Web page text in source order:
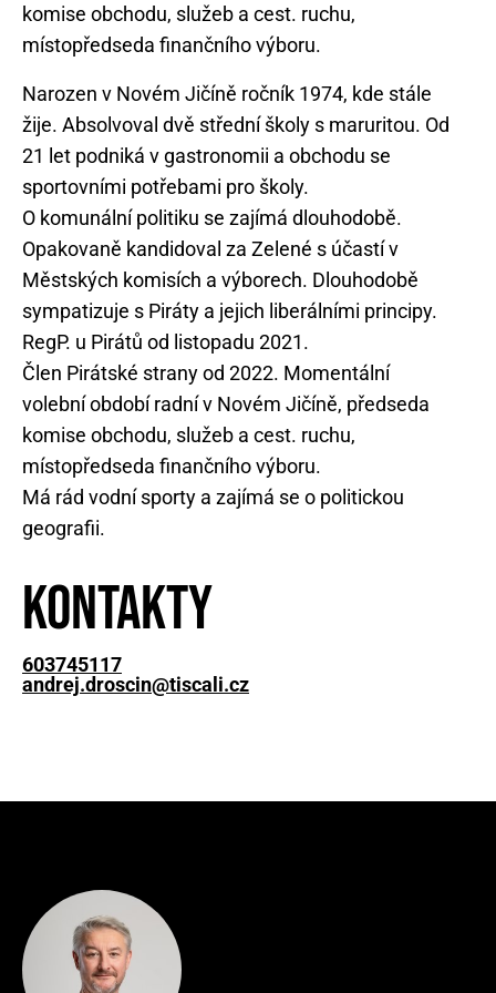
komise obchodu, služeb a cest. ruchu,
Narozen v Novém Jičíně ročník 1974, kde stále
žije. Absolvoval dvě střední školy s maruritou. Od
21 let podniká v gastronomii a obchodu se
sportovními potřebami pro školy.
O komunální politiku se zajímá dlouhodobě.
Opakovaně kandidoval za Zelené s účastí v
Městských komisích a výborech. Dlouhodobě
sympatizuje s Piráty a jejich liberálními principy.
RegP. u Pirátů od listopadu 2021.
Člen Pirátské strany od 2022. Momentální
volební období radní v Novém Jičíně, předseda
komise obchodu, služeb a cest. ruchu,
místopředseda finančního výboru.
Má rád vodní sporty a zajímá se o politickou
geografii.
Kontakty
603745117
andrej.droscin@tiscali.cz